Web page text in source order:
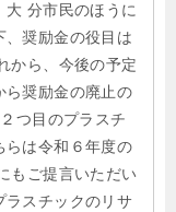
分市民のほうに
、奨励金の役目は
から、今後の予定
ら奨励金の廃止の
つ目のプラスチ
らは令和６年度の
もご提言いただい
ラスチックのリサ